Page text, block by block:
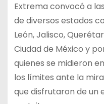
Extrema convocó a
de diversos estados
León, Jalisco,
Ciudad de México y
quienes se midieron
los límites ante la
que disfrutaron de